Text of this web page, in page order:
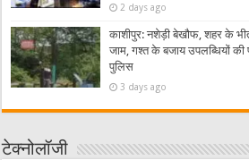
2 days ago
काशीपुर: नशेड़ी बेखौफ, शहर के
जाम, गश्त के बजाय उपलब्धियों की
पुलिस
3 days ago
टेक्नोलॉजी